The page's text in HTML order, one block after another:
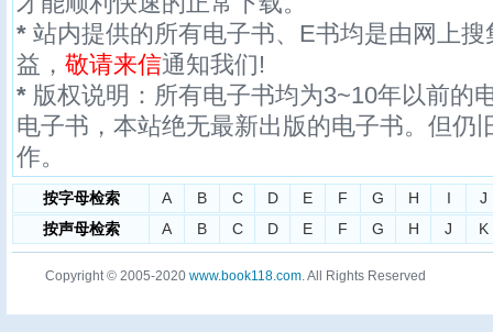
* 站内提供的所有电子书、E书均是由网上
益， 敬请来信通知我们!
* 版权说明：所有电子书均为3~10年以前的
电子书，本站绝无最新出版的电子书。但仍
作。
按字母检索 A B C D E F G H I
J
按声母检索
A B C D E F G H J K
Copyright © 2005-2020 www.book118.com. All Rights Reserved